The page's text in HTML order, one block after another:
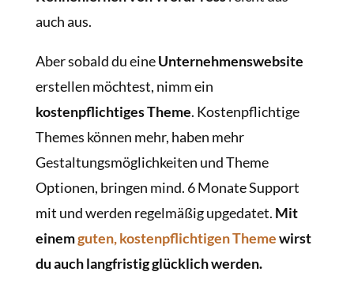
auch aus.
Aber sobald du eineUnternehmenswebsite
erstellen möchtest, nimm ein
kostenpflichtiges Theme. Kostenpflichtige
Themes können mehr, haben mehr
Gestaltungsmöglichkeiten und Theme
Optionen, bringen mind. 6 Monate Support
mit und werden regelmäßig upgedatet. Mit
einemguten, kostenpflichtigen Themewirst
du auch langfristig glücklich werden.